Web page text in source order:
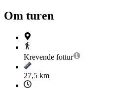
Om turen
Krevende fottur
27,5 km